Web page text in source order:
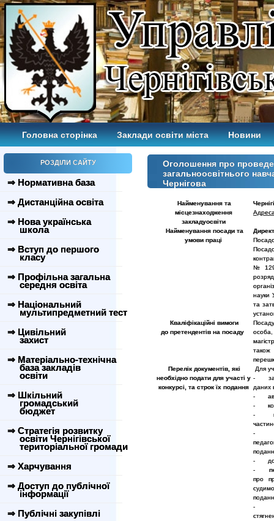
Головна сторінка Заклади освіти міста Новини
РОЗДІЛИ САЙТУ
⇒ Нормативна база
⇒ Дистанційна освіта
⇒ Нова українська
школа
⇒ Вступ до першого
класу
⇒ Профільна загальна
середня освіта
⇒ Національний
мультипредметний тест
⇒ Цивільний
захист
⇒ Матеріально-технічна
база закладів
освіти
⇒ Шкільний
громадський
бюджет
⇒ Стратегія розвитку
освіти Чернігівської
територіальної громади
⇒ Харчування
⇒ Доступ до публічної
інформації
⇒ Публічні закупівлі
Оголошення про
загальноосвітнього
Чернігова
Найменування та
місцезнаходження
закладуосвіти
Найменування посади та
умови праці
№
науки
та
Кваліфікаційні вимоги
до претендентів на посаду
також
Перелік документів, які
необхідно подати для участі у
конкурсі, та строк їх подання
Для
-
даних
-
-
-
-
-
-
про
-